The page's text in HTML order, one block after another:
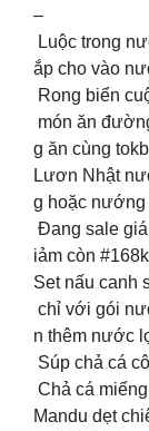
–
Luộc trong
ắp cho vào
Rong biển
món ăn
g ăn cùng
Lươn Nhật
g hoặc nướng
Đang sale
iảm còn
Set nấu canh
chỉ với gói
n thêm nước
Súp chả cá
Chả cá
Mandu dẹt